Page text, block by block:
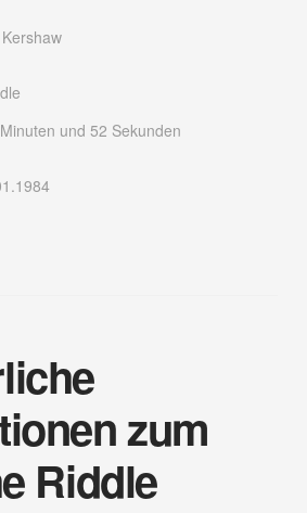
und 52 Sekunden
zum
Riddle